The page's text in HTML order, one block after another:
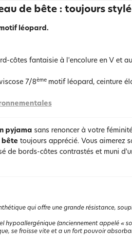
de bête : toujours
léopard.
côtes fantaisie à l'encolure en V et
7/8ème motif léopard, ceinture
pyjama sans renoncer à votre
bête toujours apprécié. Vous aimerez
de bords-côtes contrastés et muni
qui offre une grande résistance,
hypoallergénique (anciennement appelé «
se froisse vite et a un fort pouvoir